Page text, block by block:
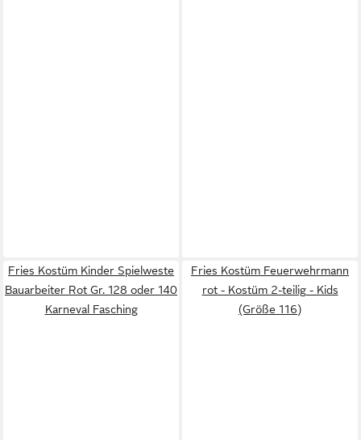
Fries Kostüm Kinder Spielweste
Bauarbeiter Rot Gr. 128 oder 140
Karneval Fasching
Fries Kostüm Feuerwehrmann
rot - Kostüm 2-teilig - Kids
(Größe 116)